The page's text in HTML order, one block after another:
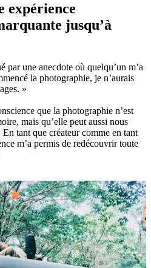
expérience
jusqu’à
par une anecdote où quelqu’un m’a
la photographie, je n’aurais
»
que la photographie n’est
mais qu’elle peut aussi nous
tant que créateur comme en tant
m’a permis de redécouvrir toute